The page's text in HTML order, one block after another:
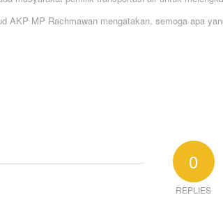
AKP MP Rachmawan mengatakan, semoga apa
0
REPLIES